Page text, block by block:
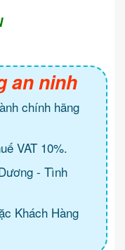
an ninh
chính hãng
VAT 10%.
- Tình
Khách Hàng